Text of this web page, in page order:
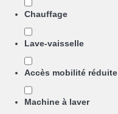
Chauffage
Lave-vaisselle
Accès mobilité réduite
Machine à laver